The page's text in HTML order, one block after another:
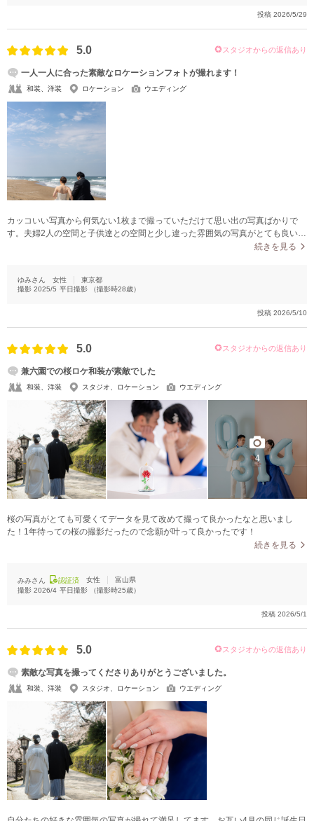
投稿 2026/5/29
5.0 スタジオからの返信あり
一人一人に合った素敵なロケーションフォトが撮れます！
和装、洋装 ロケーション ウエディング
カッコいい写真から何気ない1枚まで撮っていただけて思い出の写真ばかりで
す。夫婦2人の空間と子供達との空間と少し違った雰囲気の写真がとても良い思
続きを見る
ゆみさん 女性
東京都
撮影 2025/5 平日撮影 （撮影時28歳）
投稿 2026/5/10
5.0 スタジオからの返信あり
兼六園での桜ロケ和装が素敵でした
和装、洋装 スタジオ、ロケーション ウエディング
4
桜の写真がとても可愛くてデータを見て改めて撮って良かったなと思いまし
た！1年待っての桜の撮影だったので念願が叶って良かったです！
続きを見る
みみさん 認証済 女性
富山県
撮影 2026/4 平日撮影 （撮影時25歳）
投稿 2026/5/1
5.0 スタジオからの返信あり
素敵な写真を撮ってくださりありがとうございました。
和装、洋装 スタジオ、ロケーション ウエディング